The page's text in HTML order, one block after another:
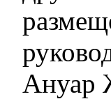
Ануар